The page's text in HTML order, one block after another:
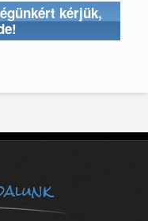
kérjük,